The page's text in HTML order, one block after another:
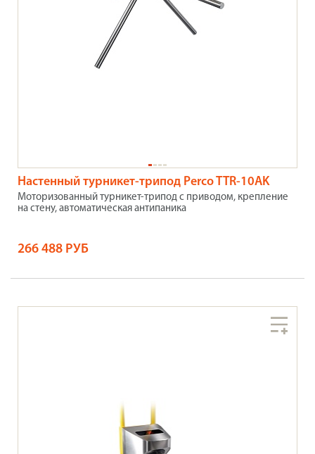
Настенный турникет-трипод Perco TTR-10АK
Моторизованный турникет-трипод с приводом, крепление
на стену, автоматическая антипаника
266 488 РУБ